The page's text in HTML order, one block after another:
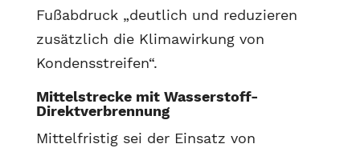
Fußabdruck „deutlich und reduzieren
zusätzlich die Klimawirkung von
Kondensstreifen“.
Mittelstrecke mit Wasserstoff-
Direktverbrennung
Mittelfristig sei der Einsatz von